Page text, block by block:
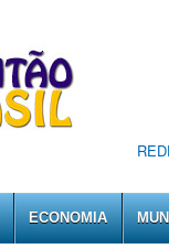
ECONOMIA